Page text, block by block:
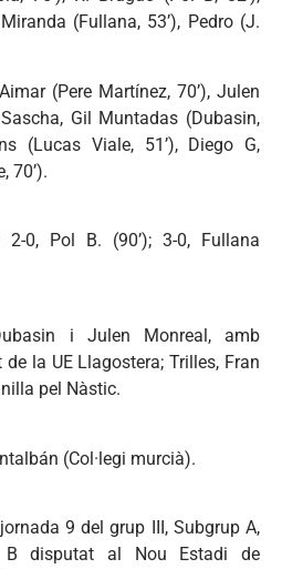
(Fullana, 53’), Pedro (J.
(Pere Martínez, 70’), Julen
Gil Muntadas (Dubasin,
(Lucas Viale, 51’), Diego G,
70’).
2-0, Pol B. (90’); 3-0, Fullana
i Julen Monreal, amb
la UE Llagostera; Trilles, Fran
pel Nàstic.
(Col·legi murcià).
9 del grup III, Subgrup A,
disputat al Nou Estadi de